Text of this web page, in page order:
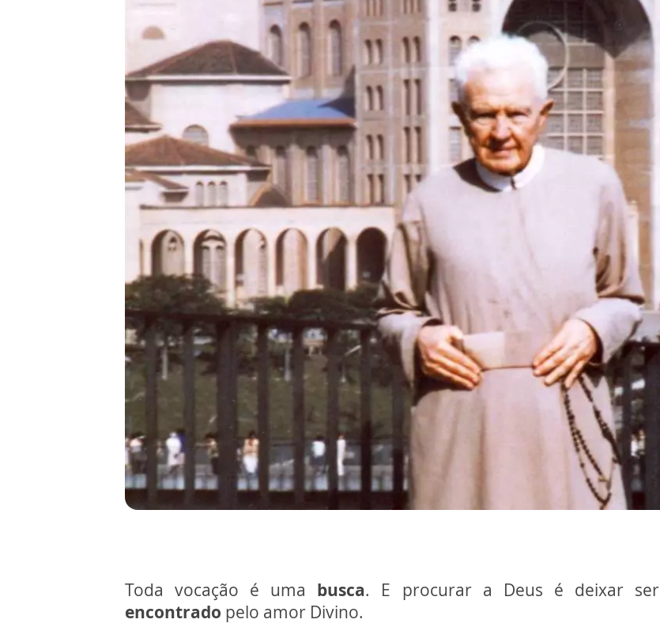
Toda vocação é uma busca. E procurar a Deus é deixar ser
encontrado pelo amor Divino.